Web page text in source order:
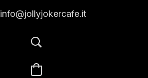
info@jollyjokercafe.it